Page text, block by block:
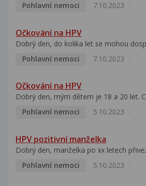
Pohlavní nemoci
7.10.2023
Očkování na HPV
Dobrý den, do kolika let se mohou
Pohlavní nemoci
7.10.2023
Očkování na HPV
Dobrý den, mým dětem je 18 a 20 let.
Pohlavní nemoci
5.10.2023
HPV pozitivní manželka
Dobrý den, manželka po xx letech
Pohlavní nemoci
5.10.2023